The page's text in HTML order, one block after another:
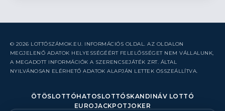
© 2026 LOTTÓSZÁMOK.EU. INFORMÁCIÓS OLDAL. AZ OLDALON
MEGJELENŐ ADATOK HELYESSÉGÉÉRT FELELŐSSÉGET NEM VÁLLALUNK,
A MEGADOTT INFORMÁCIÓK A SZERENCSEJÁTÉK ZRT. ÁLTAL
NYILVÁNOSAN ELÉRHETŐ ADATOK ALAPJÁN LETTEK ÖSSZEÁLLÍTVA.
ÖTÖSLOTTÓHATOSLOTTÓ SKANDINÁV LOTTÓ
EUROJACKPOTJOKER